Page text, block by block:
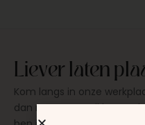
Liever laten
Kom langs in onze
dan monteren wij het